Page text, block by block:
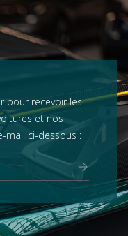
pour recevoir les
et nos
mail ci-dessous :